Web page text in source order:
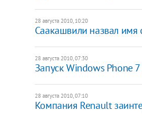
28 августа 2010, 10:20
Саакашвили назвал имя
28 августа 2010, 07:30
Запуск Windows Phone
28 августа 2010, 07:10
Компания Renault